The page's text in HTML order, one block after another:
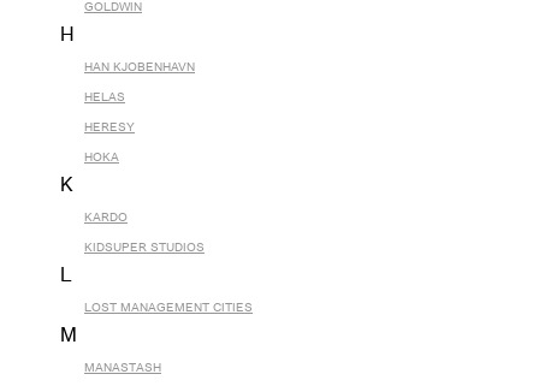
GOLDWIN
H
HAN KJOBENHAVN
HELAS
HERESY
HOKA
K
KARDO
KIDSUPER STUDIOS
L
LOST MANAGEMENT CITIES
M
MANASTASH